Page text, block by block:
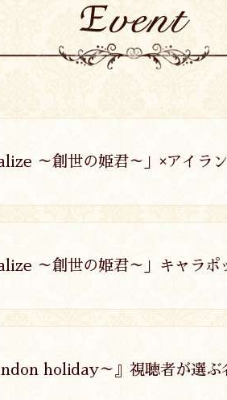
～創世の姫君～」×アイラ
～創世の姫君～」キャラポ
holiday～』視聴者が選ぶ